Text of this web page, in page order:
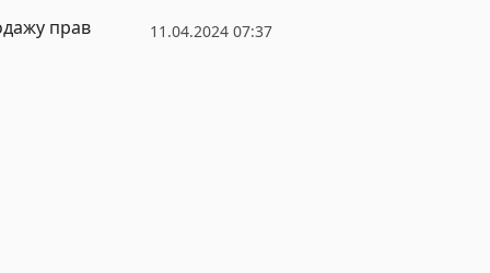
11.04.2024 07:37
прав